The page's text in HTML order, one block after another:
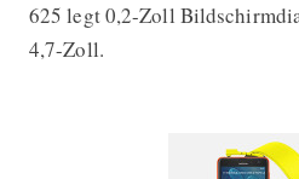
625 legt 0,2-Zoll
4,7-Zoll.